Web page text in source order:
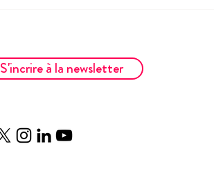
S'incrire à la newsletter